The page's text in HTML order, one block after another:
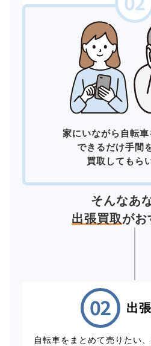
家にいながら自転車
できるだけ手間
買取してもら
そんなあ
出張買取がお
出
自転車をまとめて売りたい